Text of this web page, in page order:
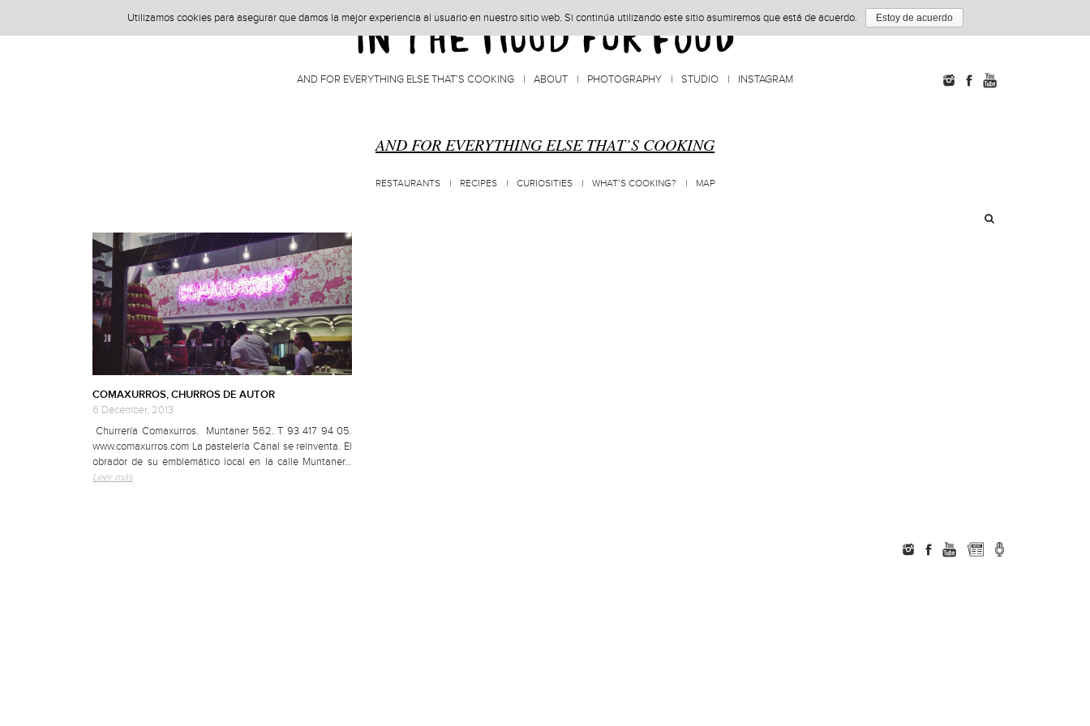
AND FOR EVERYTHING ELSE THAT’S COOKING ABOUT PHOTOGRAPHY STUDIO INSTAGRAM
AND FOR EVERYTHING ELSE THAT’S COOKING
RESTAURANTS RECIPES CURIOSITIES WHAT’S COOKING? MAP
COMAXURROS, CHURROS DE AUTOR
6 December, 2013
Churrería Comaxurros. Muntaner 562. T 93 417 94 05.
www.comaxurros.com La pastelería Canal se reinventa. El
obrador de su emblemático local en la calle Muntaner…
Leer más
Utilizamos cookies para asegurar que damos la mejor experiencia al usuario en nuestro sitio web. Si continúa utilizando este sitio asumiremos que está de acuerdo. Estoy de acuerdo